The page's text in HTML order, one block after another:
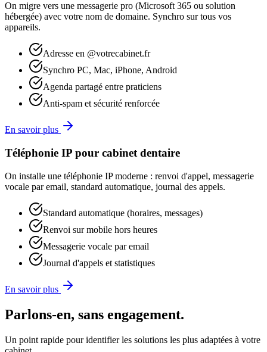
On migre vers une messagerie pro (Microsoft 365 ou solution
hébergée) avec votre nom de domaine. Synchro sur tous vos
appareils.
Adresse en @votrecabinet.fr
Synchro PC, Mac, iPhone, Android
Agenda partagé entre praticiens
Anti-spam et sécurité renforcée
En savoir plus
Téléphonie IP pour cabinet dentaire
On installe une téléphonie IP moderne : renvoi d'appel, messagerie
vocale par email, standard automatique, journal des appels.
Standard automatique (horaires, messages)
Renvoi sur mobile hors heures
Messagerie vocale par email
Journal d'appels et statistiques
En savoir plus
Parlons-en, sans engagement.
Un point rapide pour identifier les solutions les plus adaptées à votre